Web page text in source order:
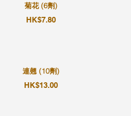
菊花 (6劑)
HK$7.80
連翹 (10劑)
HK$13.00